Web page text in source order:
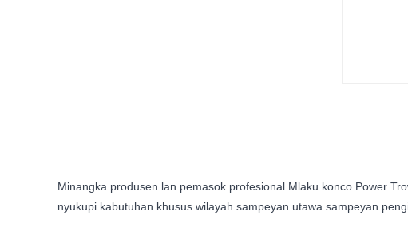
Minangka produsen lan pemasok profesional Mlaku konco Power
nyukupi kabutuhan khusus wilayah sampeyan utawa sampeyan